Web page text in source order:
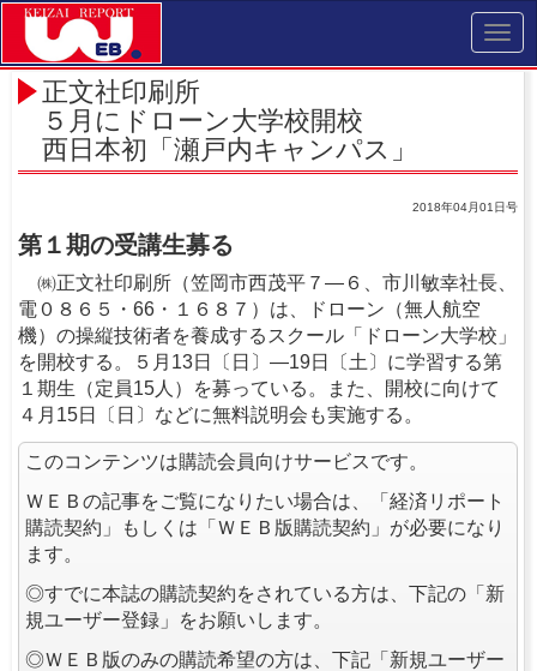
正文社印刷所
５月にドローン大学校開校
西日本初「瀬戸内キャンパス」
2018年04月01日号
第１期の受講生募る
㈱正文社印刷所（笠岡市西茂平７―６、市川敏幸社長、
電０８６５・66・１６８７）は、ドローン（無人航空
機）の操縦技術者を養成するスクール「ドローン大学校」
を開校する。５月13日〔日〕―19日〔土〕に学習する第
１期生（定員15人）を募っている。また、開校に向けて
４月15日〔日〕などに無料説明会も実施する。
このコンテンツは購読会員向けサービスです。
ＷＥＢの記事をご覧になりたい場合は、「経済リポート
購読契約」もしくは「ＷＥＢ版購読契約」が必要になり
ます。
◎すでに本誌の購読契約をされている方は、下記の「新
規ユーザー登録」をお願いします。
◎ＷＥＢ版のみの購読希望の方は、下記「新規ユーザー